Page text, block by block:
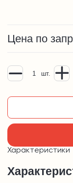
Цена по
шт.
Характеристики